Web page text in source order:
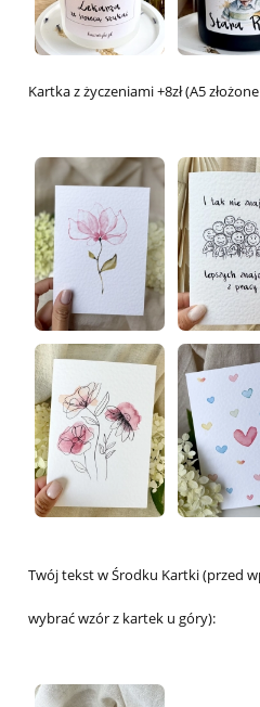
Kartka z życzeniami +8zł (A5
Twój tekst w Środku Kartki (przed
wybrać wzór z kartek u góry):